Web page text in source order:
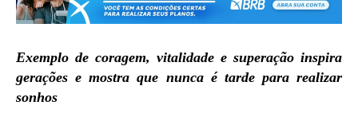
Exemplo de coragem, vitalidade e superação inspira
gerações e mostra que nunca é tarde para realizar
sonhos